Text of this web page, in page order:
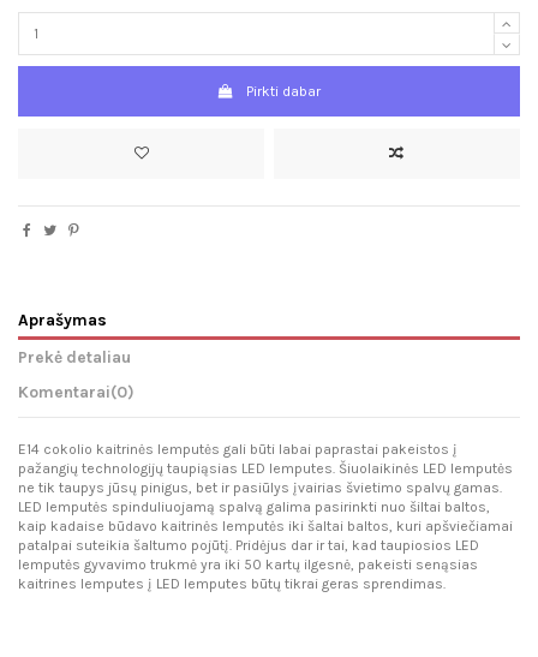
Pirkti dabar
Aprašymas
Prekė detaliau
Komentarai(0)
E14 cokolio kaitrinės lemputės gali būti labai paprastai pakeistos į
pažangių technologijų taupiąsias LED lemputes. Šiuolaikinės LED lemputės
ne tik taupys jūsų pinigus, bet ir pasiūlys įvairias švietimo spalvų gamas.
LED lemputės spinduliuojamą spalvą galima pasirinkti nuo šiltai baltos,
kaip kadaise būdavo kaitrinės lemputės iki šaltai baltos, kuri apšviečiamai
patalpai suteikia šaltumo pojūtį. Pridėjus dar ir tai, kad taupiosios LED
lemputės gyvavimo trukmė yra iki 50 kartų ilgesnė, pakeisti senąsias
kaitrines lemputes į LED lemputes būtų tikrai geras sprendimas.